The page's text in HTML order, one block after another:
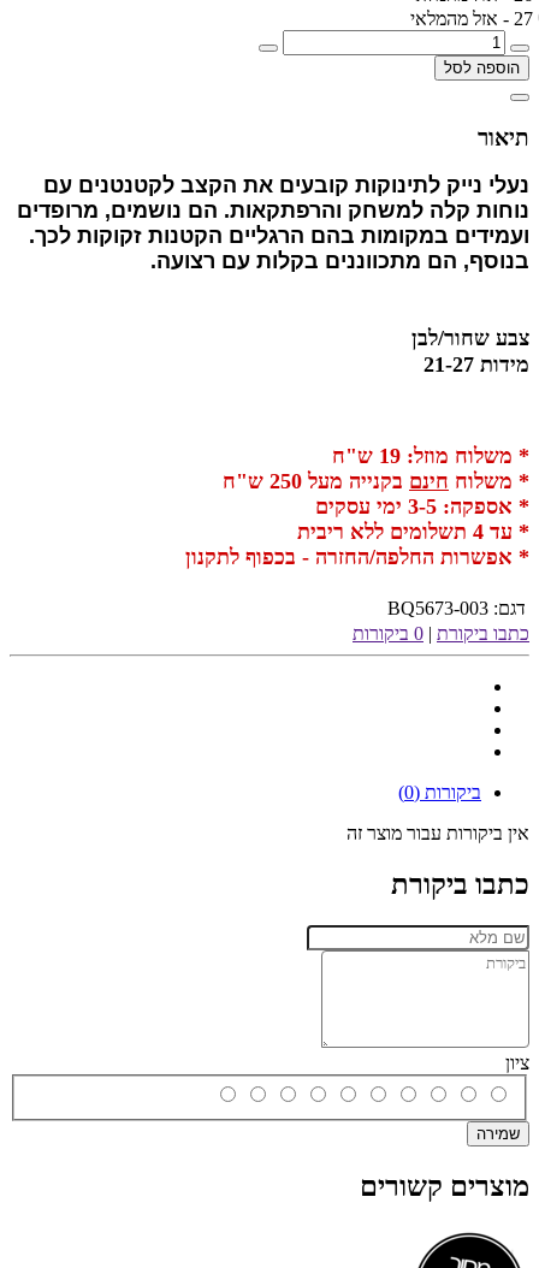
27 - אזל מהמלאי
הוספה לסל
תיאור
נעלי נייק לתינוקות קובעים את הקצב לקטנטנים עם
נוחות קלה למשחק והרפתקאות. הם נושמים, מרופדים
ועמידים במקומות בהם הרגליים הקטנות זקוקות לכך.
בנוסף, הם מתכווננים בקלות עם רצועה.
צבע שחור/לבן
מידות 21-27
* משלוח מוזל: 19 ש"ח
* משלוח חינם בקנייה מעל 250 ש"ח
* אספקה: 3-5 ימי עסקים
* עד 4 תשלומים ללא ריבית
* אפשרות החלפה/החזרה - בכפוף לתקנון
דגם: BQ5673-003
כתבו ביקורת | 0 ביקורות
ביקורות (0)
אין ביקורות עבור מוצר זה
כתבו ביקורת
ציון
שמירה
מוצרים קשורים